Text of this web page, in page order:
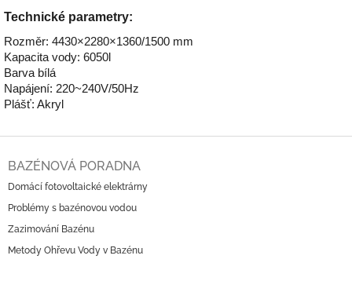
Technické parametry:
Rozměr: 4430×2280×1360/1500 mm
Kapacita vody: 6050l
Barva bílá
Napájení: 220~240V/50Hz
Plášť: Akryl
BAZÉNOVÁ PORADNA
Domácí fotovoltaické elektrárny
Problémy s bazénovou vodou
Zazimování Bazénu
Metody Ohřevu Vody v Bazénu